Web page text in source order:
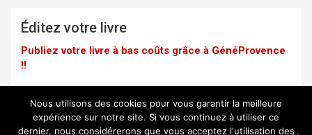
Éditez votre livre
Publiez votre livre à bas coûts grâce à GénéProvence
!!
Nous utilisons des cookies pour vous garantir la meilleure
expérience sur notre site. Si vous continuez à utiliser ce
dernier, nous considérerons que vous acceptez l'utilisation des